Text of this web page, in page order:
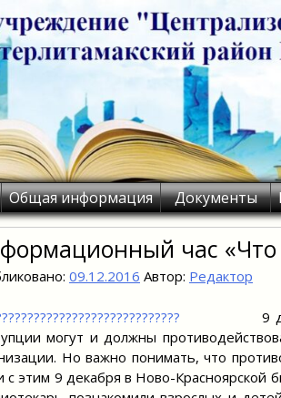
Общая информация Документы
час «Что
09.12.2016 Автор: Редактор
9
могут и должны
Но важно понимать, что
с этим 9 декабря в Ново-